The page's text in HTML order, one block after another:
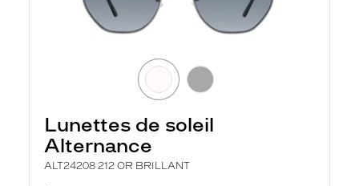
Lunettes de soleil
Alternance
ALT24208 212 OR BRILLANT